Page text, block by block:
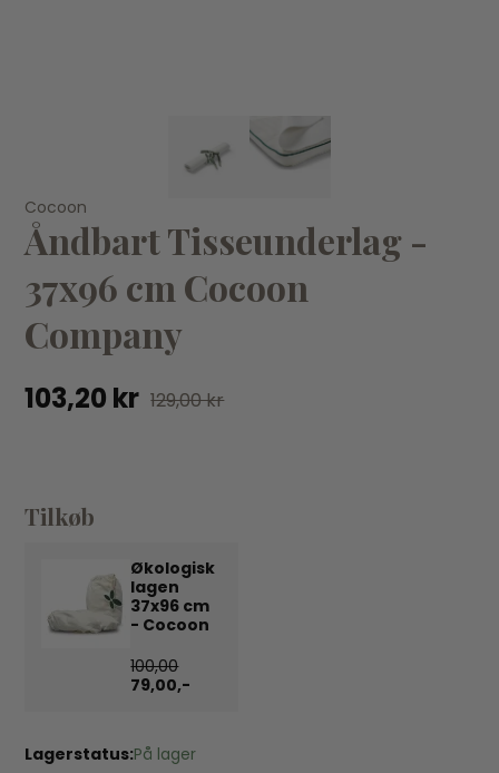
Cocoon
Åndbart Tisseunderlag Juno - 62x108 cm Cocoon
Company
159,20 kr199,00 kr
Cocoon
Åndbart Tisseunderlag -
37x96 cm Cocoon
Company
103,20 kr 129,00 kr
Tilkøb
Økologisk
lagen
37x96 cm
- Cocoon
100,00
79,00,-
Lagerstatus:På lager